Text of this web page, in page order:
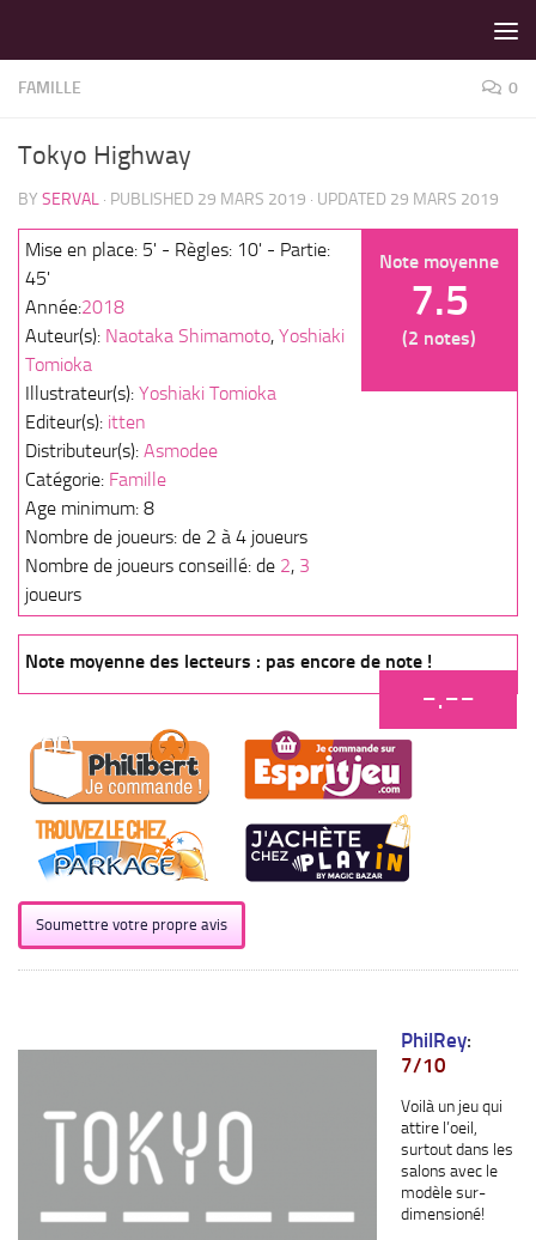
FAMILLE 0
Tokyo Highway
BY SERVAL · PUBLISHED 29 MARS 2019 · UPDATED 29 MARS 2019
Note moyenne
7.5
(2 notes)
Mise en place: 5' - Règles: 10' - Partie:
45'
Année:2018
Auteur(s): Naotaka Shimamoto, Yoshiaki
Tomioka
Illustrateur(s): Yoshiaki Tomioka
Editeur(s): itten
Distributeur(s): Asmodee
Catégorie: Famille
Age minimum: 8
Nombre de joueurs: de 2 à 4 joueurs
Nombre de joueurs conseillé: de 2, 3
joueurs
Note moyenne des lecteurs : pas encore de note !
-.--
Soumettre votre propre avis
PhilRey:
7/10
Voilà un jeu qui
attire l’oeil,
surtout dans les
salons avec le
modèle sur-
dimensioné!